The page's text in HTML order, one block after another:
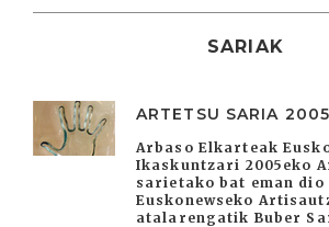
SARIAK
ARTETSU SARIA 2005
Arbaso Elkarteak
Ikaskuntzari 2005eko
sarietako bat eman dio
Euskonewseko
atalarengatik Buber